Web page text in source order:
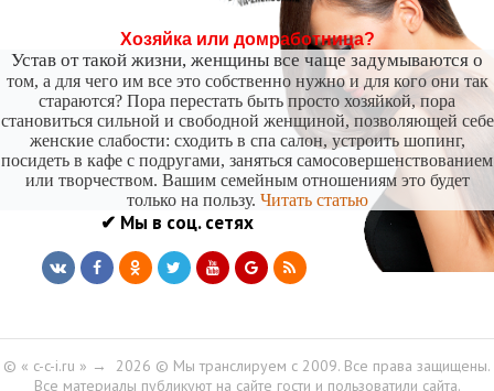
Хозяйка или домработница?
Устав от такой жизни, женщины все чаще задумываются о
том, а для чего им все это собственно нужно и для кого они так
стараются? Пора перестать быть просто хозяйкой, пора
становиться сильной и свободной женщиной, позволяющей себе
женские слабости: сходить в спа салон, устроить шопинг,
посидеть в кафе с подругами, заняться самосовершенствованием
или творчеством. Вашим семейным отношениям это будет
только на пользу. Читать статью
✔ Мы в соц. сетях
© « c-c-i.ru » → 2026 © Мы транслируем с 2009. Все права защищены.
Все материалы публикуют на сайте гости и пользоватили сайта.